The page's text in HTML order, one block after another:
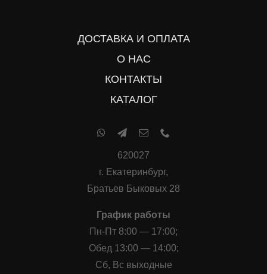
ДОСТАВКА И ОПЛАТА
О НАС
КОНТАКТЫ
КАТАЛОГ
620027
г. Екатеринбург,
Братьев Быковых 28
График работы
Пн-Пт 8:00 — 17:00;
Обед 13:00 — 14:00;
Сб, Вс выходные